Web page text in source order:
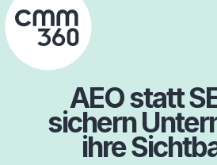
Skip
to
content
AEO statt
sichern
ihre